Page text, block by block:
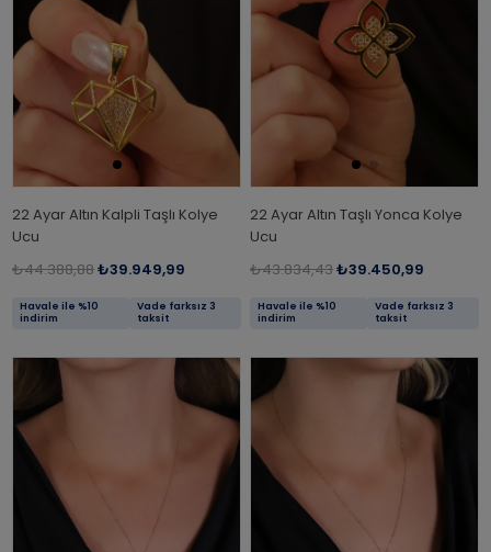
22 Ayar Altın Kalpli Taşlı Kolye
Ucu
₺44.388,88₺39.949,99
Havale ile %10
indirim
Vade farksız 3
taksit
22 Ayar Altın Taşlı Yonca Kolye
Ucu
₺43.834,43₺39.450,99
Havale ile %10
indirim
Vade farksız 3
taksit